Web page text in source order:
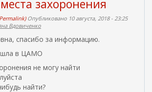
с
захоронения
Опубликовано 10 августа, 2018 - 23:25
Вдовиченко
спасибо за информацию.
в ЦАМО
не могу найти
найти?